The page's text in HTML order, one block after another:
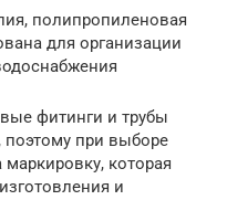
полипропиленовая
для организации
фитинги и трубы
поэтому при выборе
которая
и